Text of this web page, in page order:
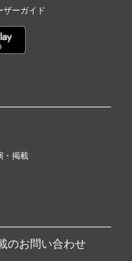
ザーガイド
・掲載
のお問い合わせ